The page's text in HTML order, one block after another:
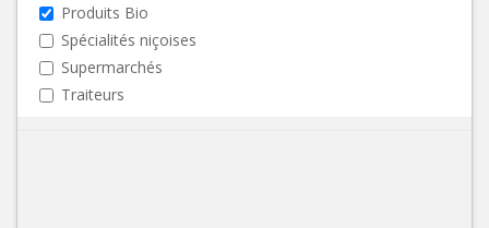
Produits Bio
Spécialités niçoises
Supermarchés
Traiteurs